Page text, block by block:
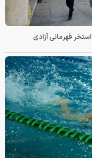
قهرمانی آزادی